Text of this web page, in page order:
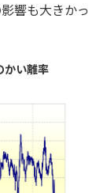
響も大きかっ
かい離率